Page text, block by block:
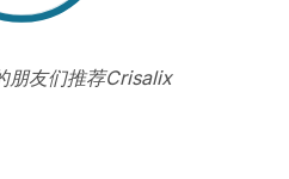
朋友们推荐Crisalix